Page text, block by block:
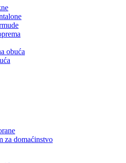
obuća
za domaćinstvo